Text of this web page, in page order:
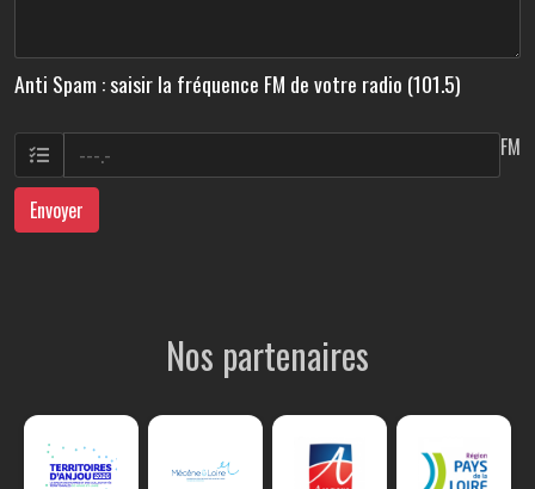
Anti Spam : saisir la fréquence FM de votre radio (101.5)
FM
Envoyer
Nos partenaires